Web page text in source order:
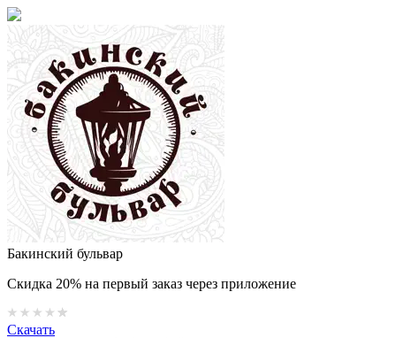
Бакинский бульвар
Скидка 20% на первый заказ через приложение
Скачать